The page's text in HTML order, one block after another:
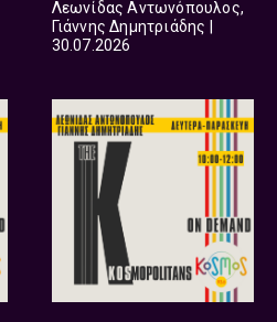
Λεωνίδας Αντωνόπουλος,
Γιάννης Δημητριάδης |
30.07.2026